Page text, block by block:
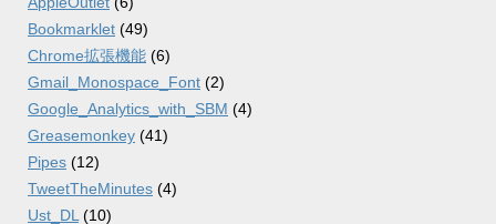
Bookmarklet (49)
Chrome拡張機能 (6)
Gmail_Monospace_Font (2)
Google_Analytics_with_SBM (4)
Greasemonkey (41)
Pipes (12)
TweetTheMinutes (4)
Ust_DL (10)